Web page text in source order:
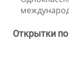
Открытки